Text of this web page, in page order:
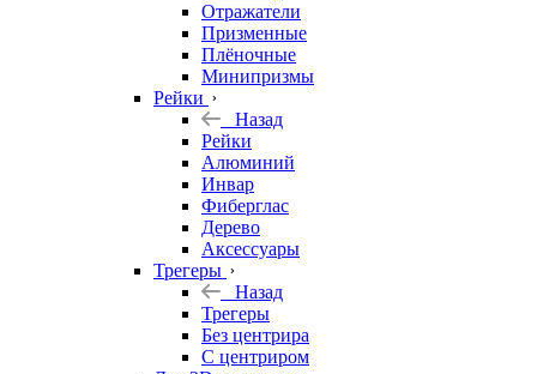
Отражатели
Призменные
Плёночные
Минипризмы
Рейки
Назад
Рейки
Алюминий
Инвар
Фиберглас
Дерево
Аксессуары
Трегеры
Назад
Трегеры
Без центрира
С центриром